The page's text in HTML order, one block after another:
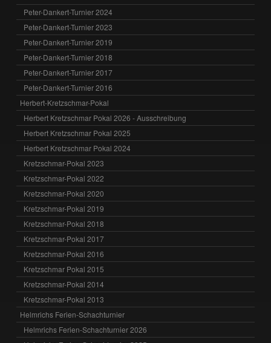
Peter-Dankert-Turnier 2024
Peter-Dankert-Turnier 2023
Peter-Dankert-Turnier 2019
Peter-Dankert-Turnier 2018
Peter-Dankert-Turnier 2017
Peter-Dankert-Turnier 2016
Herbert-Kretzschmar-Pokal
Herbert Kretzschmar Pokal 2026 - Ausschreibung
Herbert Kretzschmar Pokal 2025
Herbert Kretzschmar Pokal 2024
Kretzschmar-Pokal 2023
Kretzschmar-Pokal 2022
Kretzschmar-Pokal 2020
Kretzschmar-Pokal 2019
Kretzschmar-Pokal 2018
Kretzschmar-Pokal 2017
Kretzschmar-Pokal 2016
Kretzschmar Pokal 2015
Kretzschmar-Pokal 2014
Kretzschmar-Pokal 2013
Helmrichs Ferien-Schachturnier
Helmrichs Ferien-Schachturnier 2026